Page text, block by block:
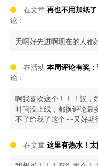
在文章 再也不用加纸
论：
天啊好先进啊现在的人都
在活动 本周评论有奖
论：
啊我喜欢这个！！！誒，
时间没上线，都换评论最
不了给我了这个~~又好期
在文章 这里有热水！